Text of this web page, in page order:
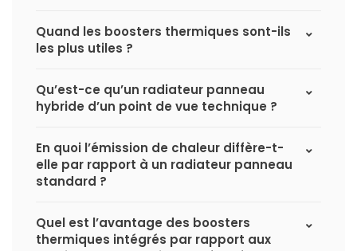
Quand les boosters thermiques sont-ils
les plus utiles ?
Qu’est-ce qu’un radiateur panneau
hybride d’un point de vue technique ?
En quoi l’émission de chaleur diffère-t-
elle par rapport à un radiateur panneau
standard ?
Quel est l’avantage des boosters
thermiques intégrés par rapport aux